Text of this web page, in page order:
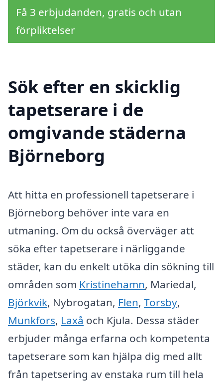
Få 3 erbjudanden, gratis och utan
förpliktelser
Sök efter en skicklig
tapetserare i de
omgivande städerna
Björneborg
Att hitta en professionell tapetserare i
Björneborg behöver inte vara en
utmaning. Om du också överväger att
söka efter tapetserare i närliggande
städer, kan du enkelt utöka din sökning till
områden som Kristinehamn, Mariedal,
Björkvik, Nybrogatan, Flen, Torsby,
Munkfors, Laxå och Kjula. Dessa städer
erbjuder många erfarna och kompetenta
tapetserare som kan hjälpa dig med allt
från tapetsering av enstaka rum till hela